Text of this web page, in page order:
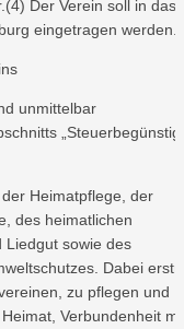
Der Verein soll in das
eingetragen werden.
unmittelbar
Heimatpflege, der
des heimatlichen
Liedgut sowie des
Dabei
zu pflegen und
Verbundenheit